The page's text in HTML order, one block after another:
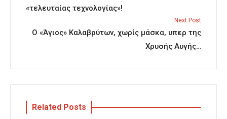
«τελευταίας τεχνολογίας»!
Next Post
Ο «Άγιος» Καλαβρύτων, χωρίς μάσκα, υπερ της
Χρυσής Αυγής…
Related Posts